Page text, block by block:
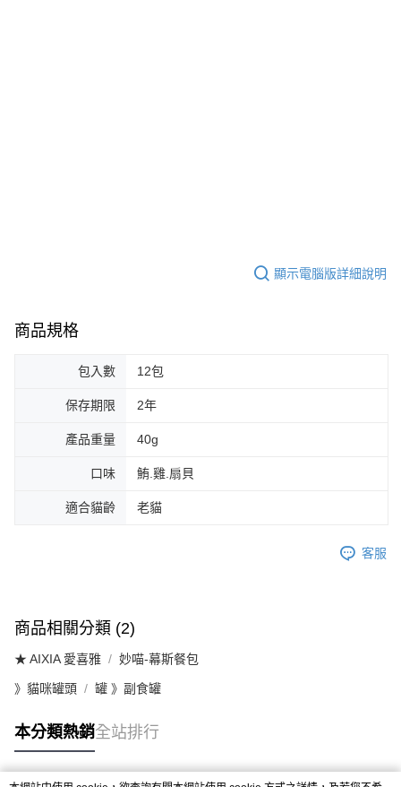
顯示電腦版詳細說明
商品規格
包入數 12包
保存期限 2年
產品重量 40g
口味 鮪.雞.扇貝
適合貓齡 老貓
客服
商品相關分類 (2)
★ AIXIA 愛喜雅 妙喵-幕斯餐包
》貓咪罐頭 罐 》副食罐
本分類熱銷全站排行